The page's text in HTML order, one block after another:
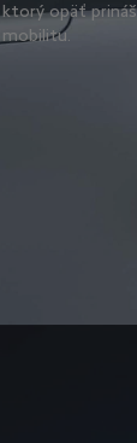
ktorý opäť
mobilitu.